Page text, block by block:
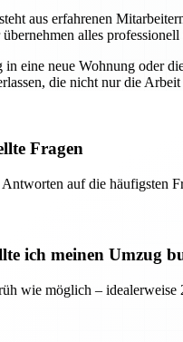
aus erfahrenen
alles
eine neue Wohnung oder
die nicht nur die
Fragen
auf die häufigsten
ich meinen Umzug
wie möglich –